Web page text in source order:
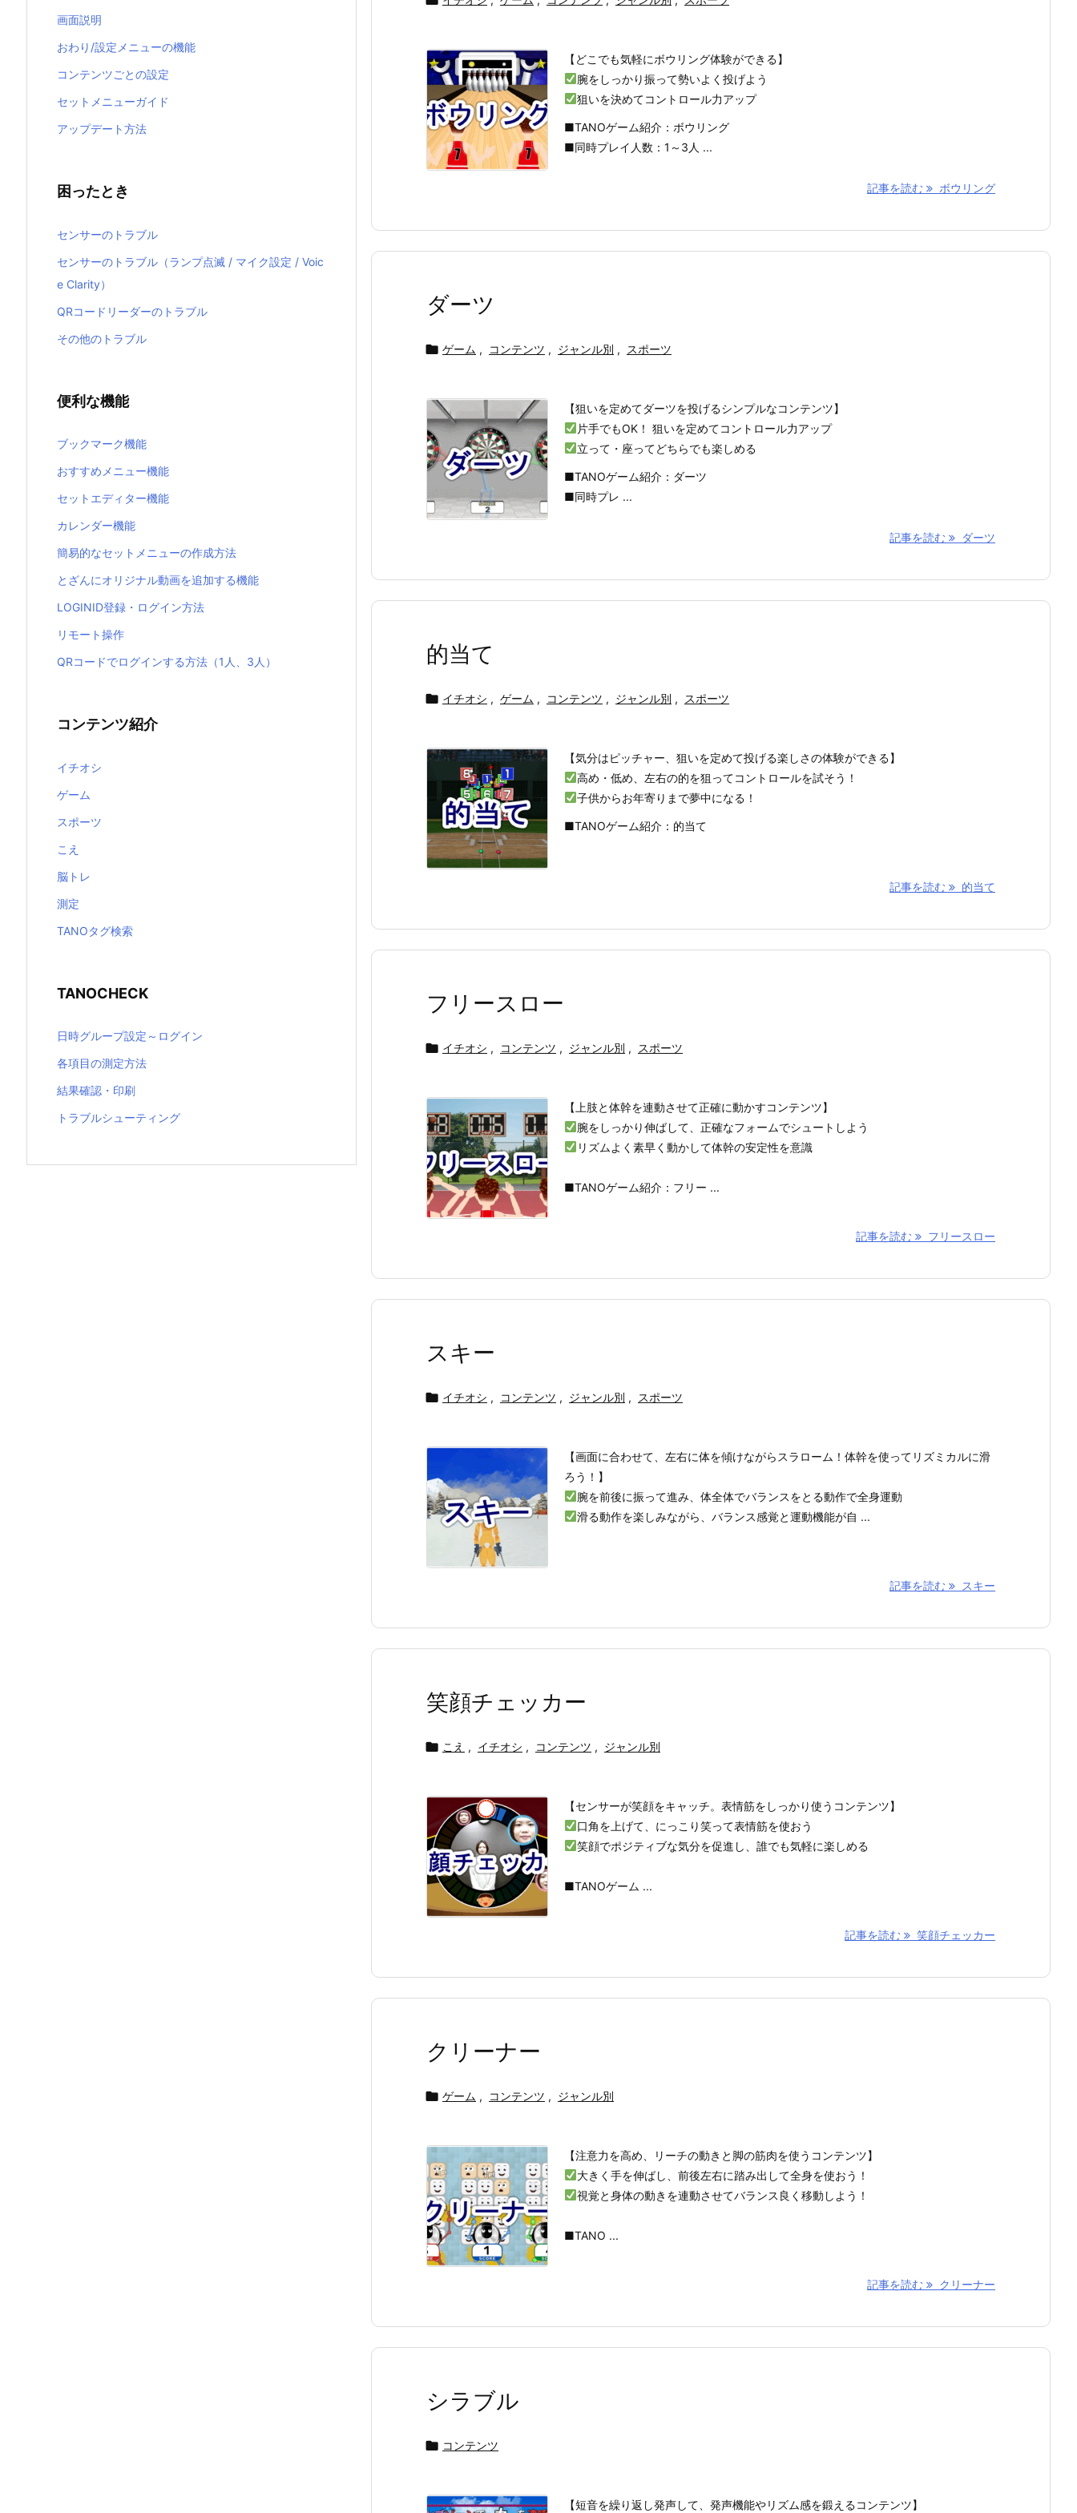
【どこでも気軽にボウリング体験ができる】
腕をしっかり振って勢いよく投げよう
狙いを決めてコントロール力アップ
■TANOゲーム紹介：ボウリング
■同時プレイ人数：1～3人 ...
記事を読む ボウリング
ダーツ
 ゲーム , コンテンツ , ジャンル別 , スポーツ
【狙いを定めてダーツを投げるシンプルなコンテンツ】
片手でもOK！ 狙いを定めてコントロール力アップ
立って・座ってどちらでも楽しめる
■TANOゲーム紹介：ダーツ
■同時プレ ...
記事を読む ダーツ
的当て
 イチオシ , ゲーム , コンテンツ , ジャンル別 , スポーツ
【気分はピッチャー、狙いを定めて投げる楽しさの体験ができる】
高め・低め、左右の的を狙ってコントロールを試そう！
子供からお年寄りまで夢中になる！
■TANOゲーム紹介：的当て
記事を読む 的当て
フリースロー
 イチオシ , コンテンツ , ジャンル別 , スポーツ
【上肢と体幹を連動させて正確に動かすコンテンツ】
腕をしっかり伸ばして、正確なフォームでシュートしよう
リズムよく素早く動かして体幹の安定性を意識
■TANOゲーム紹介：フリー ...
記事を読む フリースロー
スキー
 イチオシ , コンテンツ , ジャンル別 , スポーツ
【画面に合わせて、左右に体を傾けながらスラローム！体幹を使ってリズミカルに滑
ろう！】
腕を前後に振って進み、体全体でバランスをとる動作で全身運動
滑る動作を楽しみながら、バランス感覚と運動機能が自 ...
記事を読む スキー
笑顔チェッカー
 こえ , イチオシ , コンテンツ , ジャンル別
【センサーが笑顔をキャッチ。表情筋をしっかり使うコンテンツ】
口角を上げて、にっこり笑って表情筋を使おう
笑顔でポジティブな気分を促進し、誰でも気軽に楽しめる
■TANOゲーム ...
記事を読む 笑顔チェッカー
クリーナー
 ゲーム , コンテンツ , ジャンル別
【注意力を高め、リーチの動きと脚の筋肉を使うコンテンツ】
大きく手を伸ばし、前後左右に踏み出して全身を使おう！
視覚と身体の動きを連動させてバランス良く移動しよう！
■TANO ...
記事を読む クリーナー
シラブル
 コンテンツ
【短音を繰り返し発声して、発声機能やリズム感を鍛えるコンテンツ】
画面説明
おわり/設定メニューの機能
コンテンツごとの設定
セットメニューガイド
アップデート方法
困ったとき
センサーのトラブル
センサーのトラブル（ランプ点滅 / マイク設定 / Voic
e Clarity）
QRコードリーダーのトラブル
その他のトラブル
便利な機能
ブックマーク機能
おすすめメニュー機能
セットエディター機能
カレンダー機能
簡易的なセットメニューの作成方法
とざんにオリジナル動画を追加する機能
LOGINID登録・ログイン方法
リモート操作
QRコードでログインする方法（1人、3人）
コンテンツ紹介
イチオシ
ゲーム
スポーツ
こえ
脳トレ
測定
TANOタグ検索
TANOCHECK
日時グループ設定～ログイン
各項目の測定方法
結果確認・印刷
トラブルシューティング